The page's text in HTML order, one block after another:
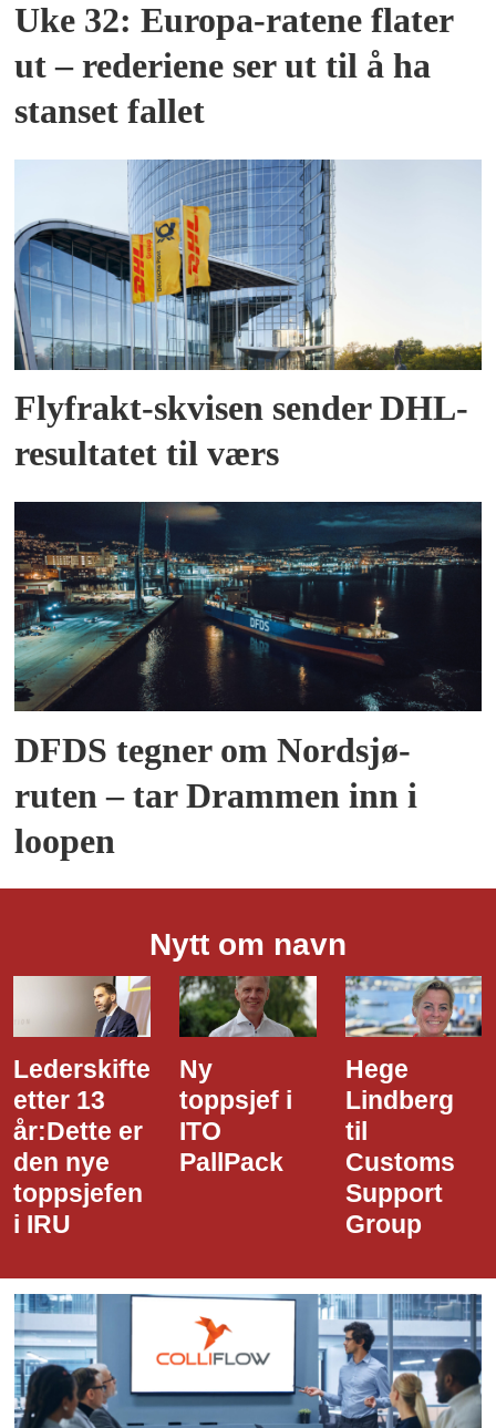
Uke 32: Europa-ratene flater
ut – rederiene ser ut til å ha
stanset fallet
Flyfrakt-skvisen sender DHL-
resultatet til værs
DFDS tegner om Nordsjø-
ruten – tar Drammen inn i
loopen
Nytt om navn
Ny
toppsjef i
ITO
PallPack
Hege
Lindberg
til
Customs
Dette er
den nye
i Narvik
Havn